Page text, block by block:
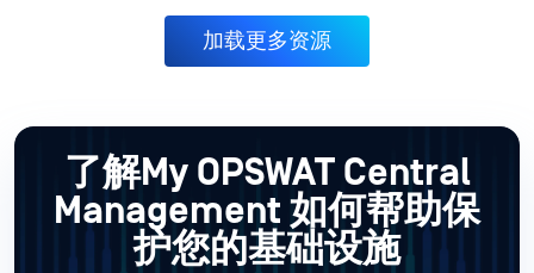
加载更多资源
了解My OPSWAT Central
Management 如何帮助保
护您的基础设施